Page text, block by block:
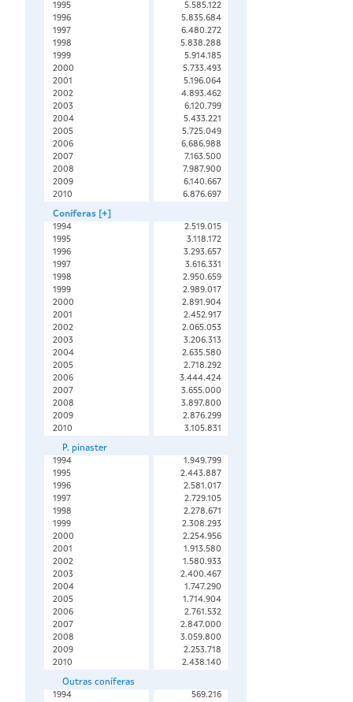
1995
5.585.122
1996
5.835.684
1997
6.480.272
1998
5.838.288
1999
5.914.185
2000
5.733.493
2001
5.196.064
2002
4.893.462
2003
6.120.799
2004
5.433.221
2005
5.725.049
2006
6.686.988
2007
7.163.500
2008
7.987.900
2009
6.140.667
2010
6.876.697
Coníferas [+]
1994
2.519.015
1995
3.118.172
1996
3.293.657
1997
3.616.331
1998
2.950.659
1999
2.989.017
2000
2.891.904
2001
2.452.917
2002
2.065.053
2003
3.206.313
2004
2.635.580
2005
2.718.292
2006
3.444.424
2007
3.655.000
2008
3.897.800
2009
2.876.299
2010
3.105.831
P. pinaster
1994
1.949.799
1995
2.443.887
1996
2.581.017
1997
2.729.105
1998
2.278.671
1999
2.308.293
2000
2.254.956
2001
1.913.580
2002
1.580.933
2003
2.400.467
2004
1.747.290
2005
1.714.904
2006
2.761.532
2007
2.847.000
2008
3.059.800
2009
2.253.718
2010
2.438.140
Outras coníferas
1994
569.216